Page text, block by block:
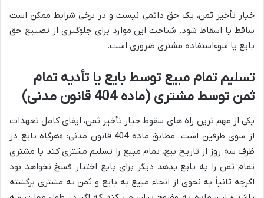
خیار تأخیر ثمن، یک حق دائمی نیست و در برخی شرایط ممکن است
ساقط یا اسقاط شود. شناخت این موارد برای جلوگیری از تضییع حق
بایع یا سوءاستفاده مشتری ضروری است.
تسلیم تمام مبیع توسط بایع یا تأدیه تمام
ثمن توسط مشتری (ماده 404 قانون مدنی)
یکی از مهم ترین راه های سقوط خیار تأخیر ثمن، ایفای کامل تعهدات
از سوی طرفین است. مطابق ماده 404 قانون مدنی: «هرگاه بایع در
ظرف سه روز از تاریخ بیع، تمام مبیع را تسلیم مشتری کند یا مشتری
تمام ثمن را به بایع بدهد دیگر برای بایع اختیار فسخ نخواهد بود
اگرچه ثانیاً به نحوی از انحاء مبیع به بایع و ثمن به مشتری برگشته